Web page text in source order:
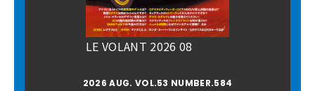
LE VOLANT 2026 08
2026 AUG. VOL.53 NUMBER.584